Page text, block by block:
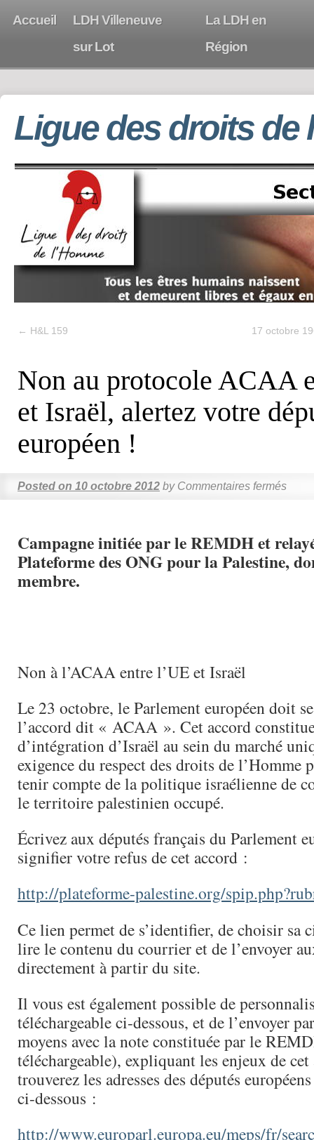
Accueil
LDH Villeneuve
sur Lot
La LDH en
Région
Ligue des droits de
← H&L 159 17 octobre
Non au protocole ACAA
et Israël, alertez votre
européen !
Posted on 10 octobre 2012 by Commentaires fermés
Campagne initiée par le REMDH et
Plateforme des ONG pour la Palestine,
membre.
Non à l’ACAA entre l’UE et Israël
Le 23 octobre, le Parlement européen doit
l’accord dit « ACAA ». Cet accord
d’intégration d’Israël au sein du marché
exigence du respect des droits de l’Homme
tenir compte de la politique israélienne de
le territoire palestinien occupé.
Écrivez aux députés français du Parlement
signifier votre refus de cet accord :
http://plateforme-palestine.org/
Ce lien permet de s’identifier, de choisir sa
lire le contenu du courrier et de l’envoyer
directement à partir du site.
Il vous est également possible de
téléchargeable ci-dessous, et de l’envoyer
moyens avec la note constituée par le
téléchargeable), expliquant les enjeux de
trouverez les adresses des députés
ci-dessous :
http://www.europarl.europa.eu/meps/fr/